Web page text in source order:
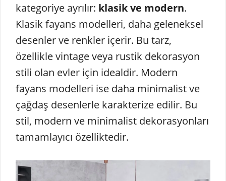
kategoriye ayrılır: klasik ve modern.
Klasik fayans modelleri, daha geleneksel
desenler ve renkler içerir. Bu tarz,
özellikle vintage veya rustik dekorasyon
stili olan evler için idealdir. Modern
fayans modelleri ise daha minimalist ve
çağdaş desenlerle karakterize edilir. Bu
stil, modern ve minimalist dekorasyonları
tamamlayıcı özelliktedir.